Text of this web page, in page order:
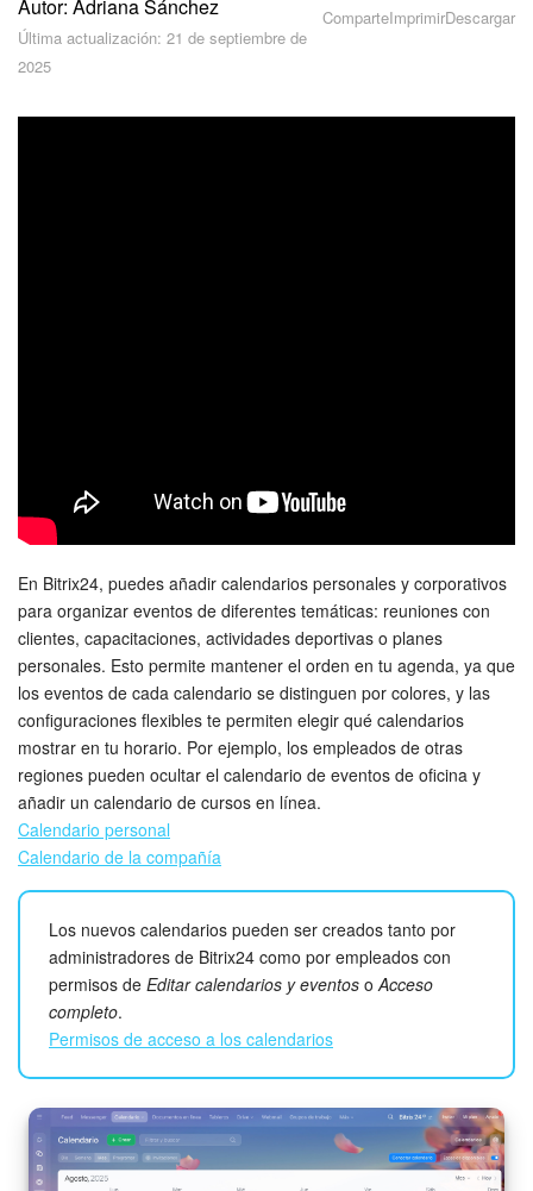
Seguridad
Tareas
Proyectos con IA
CoPilot - IA en Bitrix24
CRM
Reserva
Contact center
Sales center
CRM Analytics
Bitrix24 Market
Sitios web
Autor: Adriana Sánchez
Última actualización: 21 de septiembre de
2025
ComparteImprimirDescargar
En Bitrix24, puedes añadir calendarios personales y corporativos
para organizar eventos de diferentes temáticas: reuniones con
clientes, capacitaciones, actividades deportivas o planes
personales. Esto permite mantener el orden en tu agenda, ya que
los eventos de cada calendario se distinguen por colores, y las
configuraciones flexibles te permiten elegir qué calendarios
mostrar en tu horario. Por ejemplo, los empleados de otras
regiones pueden ocultar el calendario de eventos de oficina y
añadir un calendario de cursos en línea.
Calendario personal
Calendario de la compañía
Los nuevos calendarios pueden ser creados tanto por
administradores de Bitrix24 como por empleados con
permisos de Editar calendarios y eventos o Acceso
completo.
Permisos de acceso a los calendarios